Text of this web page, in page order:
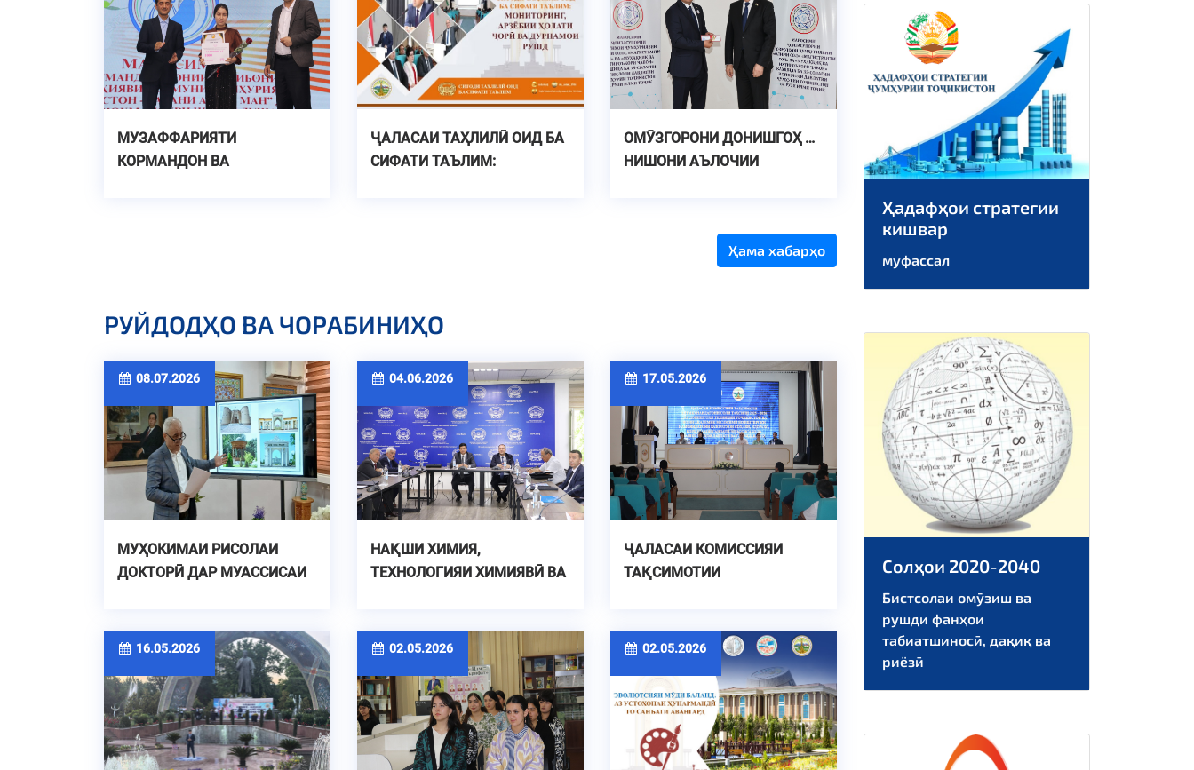
МУЗАФФАРИЯТИ
КОРМАНДОН ВА
ҶАЛАСАИ ТАҲЛИЛӢ ОИД БА
СИФАТИ ТАЪЛИМ:
ОМӮЗГОРОНИ ДОНИШГОҲ БО
НИШОНИ АЪЛОЧИИ
Ҳама хабарҳо
РУЙДОДҲО ВА ЧОРАБИНИҲО
08.07.2026
МУҲОКИМАИ РИСОЛАИ
ДОКТОРӢ ДАР МУАССИСАИ
04.06.2026
НАҚШИ ХИМИЯ,
ТЕХНОЛОГИЯИ ХИМИЯВӢ ВА
ТОҶИКИСТОН
17.05.2026
ҶАЛАСАИ КОМИССИЯИ
ТАҚСИМОТИИ
16.05.2026 02.05.2026 02.05.2026
Ҳадафҳои стратегии
кишвар
муфассал
Солҳои 2020-2040
Бистсолаи омӯзиш ва
рушди фанҳои
табиатшиносӣ, дақиқ ва
риёзӣ